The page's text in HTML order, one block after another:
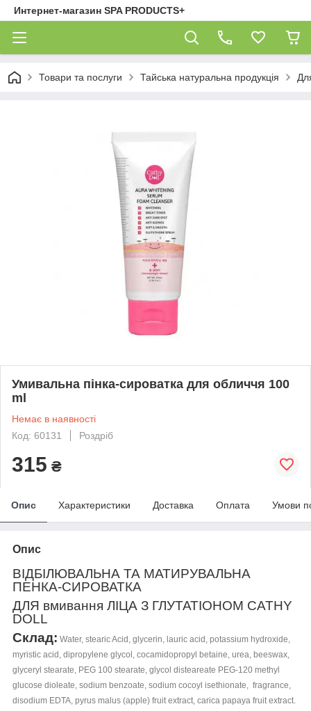
Интернет-магазин SPA PRODUCTS+
Товари та послуги Тайська натуральна продукція
Умивальна пінка-сироватка для обличчя 100
ml
Немає в наявності
Код: 60131
Роздріб
315 ₴
Опис Характеристики Доставка Оплата Умови
Опис
ВІДБІЛЮВАЛЬНА ТА МАТИРУВАЛЬНА
ПЕНКА-СИРОВАТКА
ДЛЯ вмивання ЛІЦА З ГЛУТАТІОНОМ CATHY
DOLL
Склад: Water, stearic Acid, glycerin, lauric acid, potassium hydroxide,
myristic acid, dipropylene glycol, cocamidopropyl betaine, urea, beeswax,
glyceryl stearate, PEG 100 stearate, glycol disteareate PEG-120 methyl
glucose dioleate, sodium benzoate, sodium cocoyl isethionate, fragrance,
disodium EDTA, pyrus malus (apple) fruit extract, carica papaya fruit extract.